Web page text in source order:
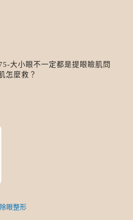
大小眼不一定都是提眼瞼肌問
怎麼救？
眼整形